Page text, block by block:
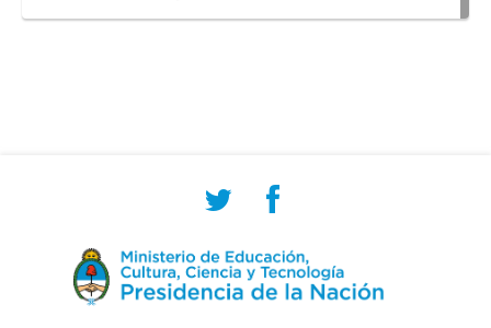
personas involucradas